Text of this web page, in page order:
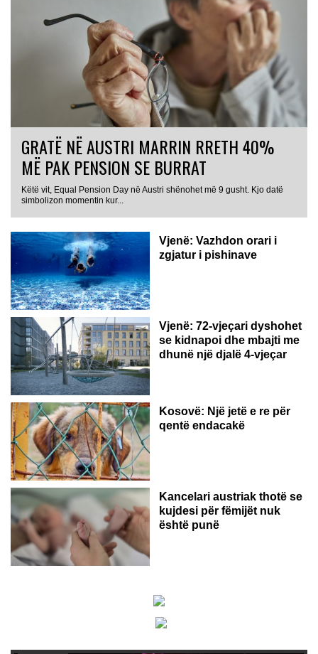
GRATË NË AUSTRI MARRIN RRETH 40%
MË PAK PENSION SE BURRAT
Këtë vit, Equal Pension Day në Austri shënohet më 9 gusht. Kjo datë
simbolizon momentin kur...
Vjenë: Vazhdon orari i
zgjatur i pishinave
Vjenë: 72-vjeçari dyshohet
se kidnapoi dhe mbajti me
dhunë një djalë 4-vjeçar
Kosovë: Një jetë e re për
qentë endacakë
Kancelari austriak thotë se
kujdesi për fëmijët nuk
është punë